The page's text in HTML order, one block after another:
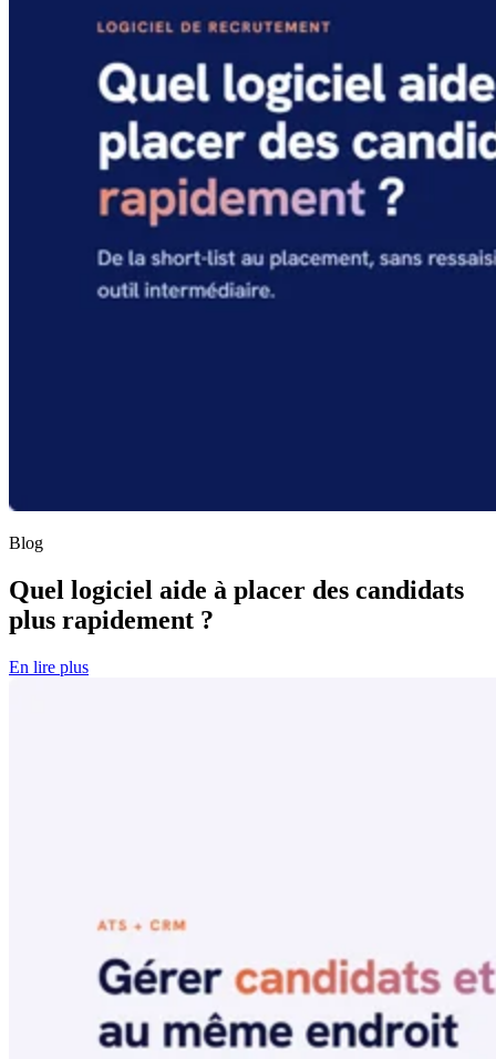
Blog
Quel logiciel aide à placer des candidats
plus rapidement ?
En lire plus